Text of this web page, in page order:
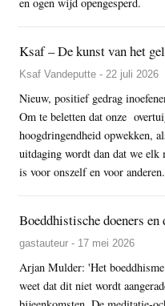
Ksaf – De kunst van het
Ksaf Vandeputte - 22 juli 2026
Nieuw, positief gedrag
Om te beletten dat onze
hoogdringendheid opwekken,
uitdaging wordt dan dat we elk
is voor onszelf en voor anderen.
Boeddhistische doeners
gastauteur - 17 mei 2026
Arjan Mulder: 'Het
weet dat dit niet wordt